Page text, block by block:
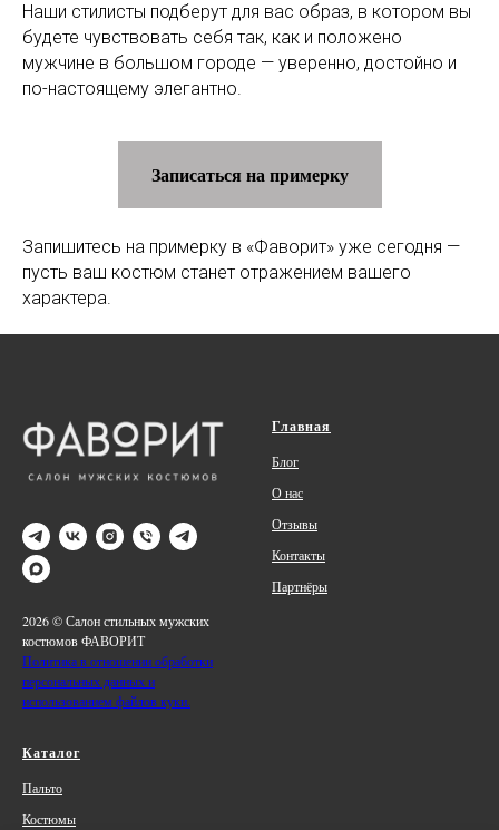
Наши стилисты подберут для вас образ, в котором вы
будете чувствовать себя так, как и положено
мужчине в большом городе — уверенно, достойно и
по-настоящему элегантно.
Записаться на примерку
Запишитесь на примерку в «Фаворит» уже сегодня —
пусть ваш костюм станет отражением вашего
характера.
2026 © Салон стильных мужских
костюмов ФАВОРИТ
Политика в отношении обработки
персональных данных и
использованием файлов куки.
Главная
Блог
О нас
Отзывы
Контакты
Партнёры
Каталог
Пальто
Костюмы